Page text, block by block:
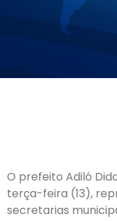
O prefeito Adiló
terça-feira (13),
secretarias